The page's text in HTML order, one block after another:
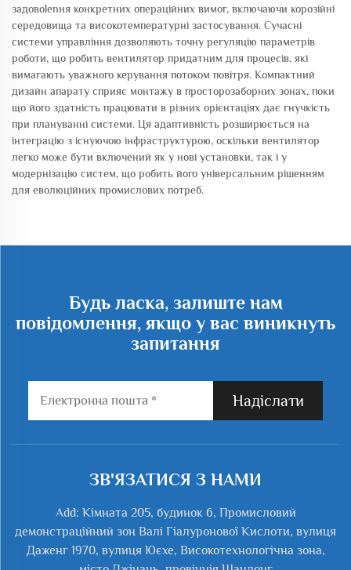
задовolenня конкретних операційних вимог, включаючи корозійні
середовища та високотемпературні застосування. Сучасні
системи управління дозволяють точну регуляцію параметрів
роботи, що робить вентилятор придатним для процесів, які
вимагають уважного керування потоком повітря. Компактний
дизайн апарату сприяє монтажу в просторозаборних зонах, поки
що його здатність працювати в різних орієнтаціях дає гнучкість
при плануванні системи. Ця адаптивність розширюється на
інтеграцію з існуючою інфраструктурою, оскільки вентилятор
легко може бути включений як у нові установки, так і у
модернізацію систем, що робить його універсальним рішенням
для еволюційних промислових потреб.
Будь ласка, залиште нам
повідомлення, якщо у вас виникнуть
запитання
Надіслати
ЗВ'ЯЗАТИСЯ З НАМИ
Add: Кімната 205, будинок 6, Промисловий
демонстраційний зон Валі Гіалуронової Кислоти, вулиця
Даженг 1970, вулиця Юєхе, Високотехнологічна зона,